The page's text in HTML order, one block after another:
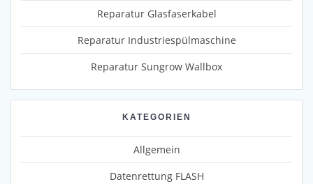
Reparatur Glasfaserkabel
Reparatur Industriespülmaschine
Reparatur Sungrow Wallbox
KATEGORIEN
Allgemein
Datenrettung FLASH